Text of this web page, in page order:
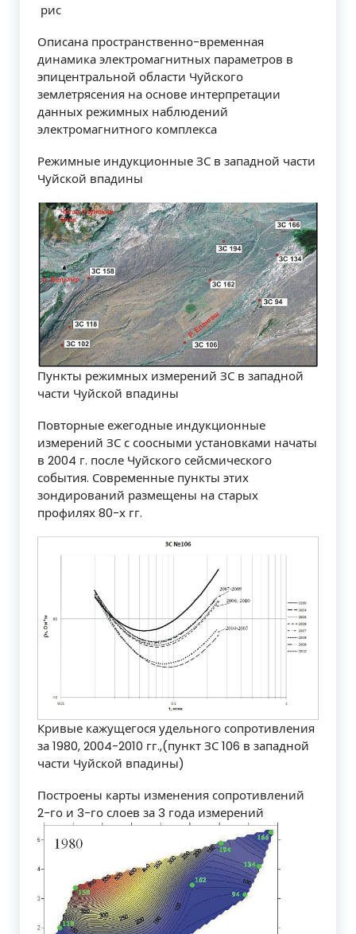
рис
Описана пространственно-временная
динамика электромагнитных параметров в
эпицентральной области Чуйского
землетрясения на основе интерпретации
данных режимных наблюдений
электромагнитного комплекса
Режимные индукционные ЗС в западной части
Чуйской впадины
Пункты режимных измерений ЗС в западной
части Чуйской впадины
Повторные ежегодные индукционные
измерений ЗС с соосными установками начаты
в 2004 г. после Чуйского сейсмического
события. Современные пункты этих
зондирований размещены на старых
профилях 80-х гг.
Кривые кажущегося удельного сопротивления
за 1980, 2004-2010 гг.,(пункт ЗС 106 в западной
части Чуйской впадины)
Построены карты изменения сопротивлений
2-го и 3-го слоев за 3 года измерений